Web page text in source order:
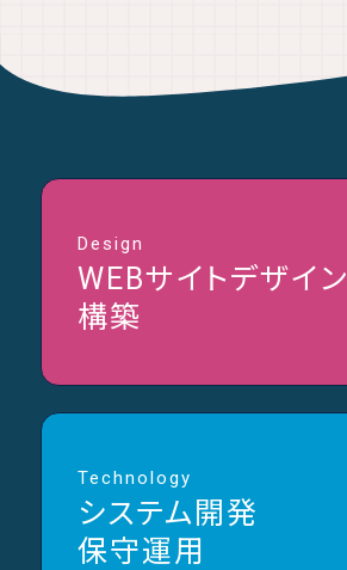
Design
WEBサイトデザイン
構築
Technology
システム開発
保守運用